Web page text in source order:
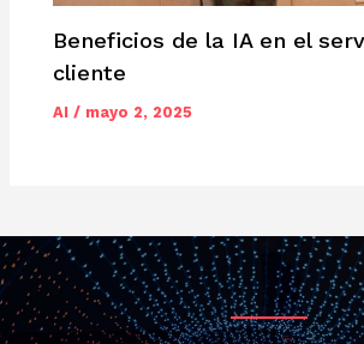
Beneficios de la IA en el
cliente
AI / mayo 2, 2025